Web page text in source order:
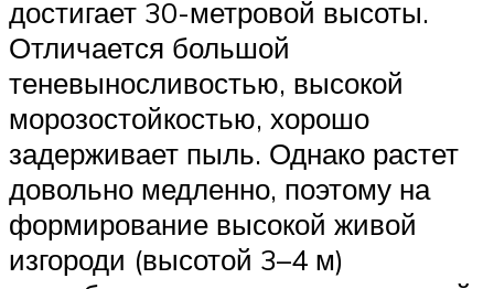
достигает 30-метровой высоты.
Отличается большой
теневыносливостью, высокой
морозостойкостью, хорошо
задерживает пыль. Однако растет
довольно медленно, поэтому на
формирование высокой живой
изгороди (высотой 3–4 м)